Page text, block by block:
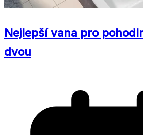
Nejlepší vana pro
dvou